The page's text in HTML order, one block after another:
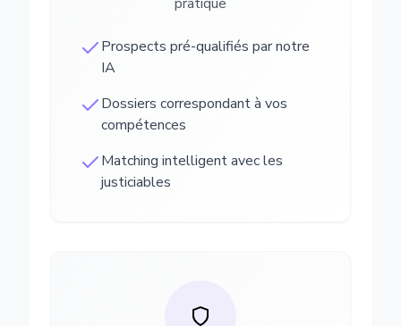
Prospects pré-qualifiés par notre
IA
Dossiers correspondant à vos
compétences
Matching intelligent avec les
justiciables